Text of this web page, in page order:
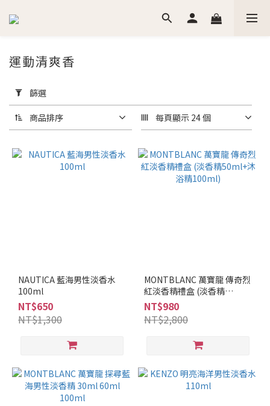
用
篩
選
(0/20)
價格
調
水
生
調
辣
調
運動清爽香
篩選
商品排序 每頁顯示 24 個
NAUTICA 藍海男性淡香水
100ml
NT$650
NT$1,300
MONTBLANC 萬寶龍 傳奇烈
紅淡香精禮盒 (淡香精
50ml+沐浴精100ml)
NT$980
NT$2,800